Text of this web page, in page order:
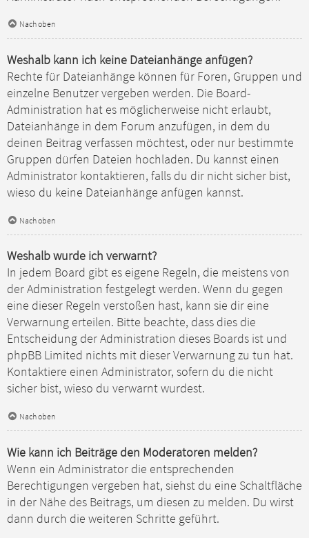
Nach oben
Weshalb kann ich keine Dateianhänge anfügen?
Rechte für Dateianhänge können für Foren, Gruppen und
einzelne Benutzer vergeben werden. Die Board-
Administration hat es möglicherweise nicht erlaubt,
Dateianhänge in dem Forum anzufügen, in dem du
deinen Beitrag verfassen möchtest, oder nur bestimmte
Gruppen dürfen Dateien hochladen. Du kannst einen
Administrator kontaktieren, falls du dir nicht sicher bist,
wieso du keine Dateianhänge anfügen kannst.
Nach oben
Weshalb wurde ich verwarnt?
In jedem Board gibt es eigene Regeln, die meistens von
der Administration festgelegt werden. Wenn du gegen
eine dieser Regeln verstoßen hast, kann sie dir eine
Verwarnung erteilen. Bitte beachte, dass dies die
Entscheidung der Administration dieses Boards ist und
phpBB Limited nichts mit dieser Verwarnung zu tun hat.
Kontaktiere einen Administrator, sofern du die nicht
sicher bist, wieso du verwarnt wurdest.
Nach oben
Wie kann ich Beiträge den Moderatoren melden?
Wenn ein Administrator die entsprechenden
Berechtigungen vergeben hat, siehst du eine Schaltfläche
in der Nähe des Beitrags, um diesen zu melden. Du wirst
dann durch die weiteren Schritte geführt.